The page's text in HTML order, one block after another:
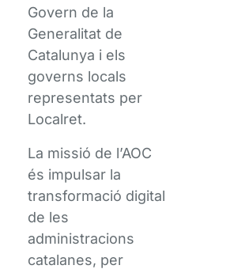
Govern de la
Generalitat de
Catalunya i els
governs locals
representats per
Localret.
La missió de l’AOC
és impulsar la
transformació digital
de les
administracions
catalanes, per